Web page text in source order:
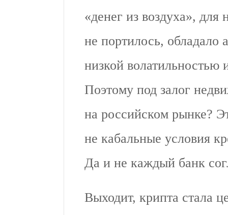
«денег из воздуха»,
не портилось,
низкой волатильностью
Поэтому под залог
на российском рынке?
не кабальные условия
Да и не каждый банк
Выходит, крипта стала